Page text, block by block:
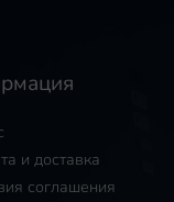
и доставка
соглашения